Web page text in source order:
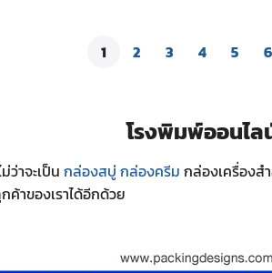
1 2 3 4 5 6
โรงพิมพ์ออนไล
าจะเป็น กล่องสบู่ กล่องครีม กล่องเครื่องส
าของเราได้อีกด้วย